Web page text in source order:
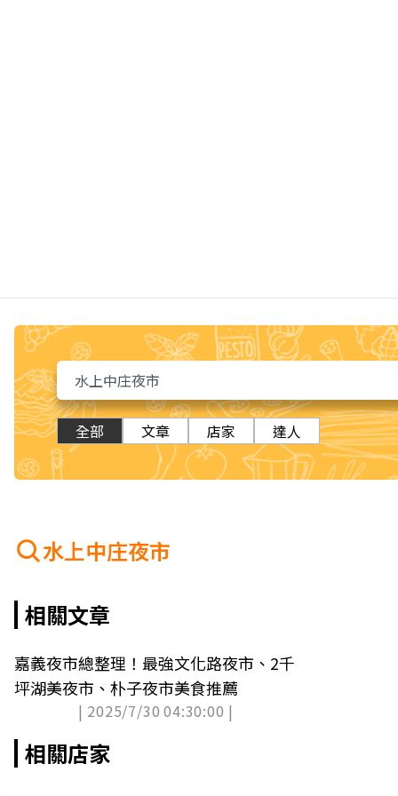
全部 文章 店家 達人
水上中庄夜市
相關文章
嘉義夜市總整理！最強文化路夜市、2千
坪湖美夜市、朴子夜市美食推薦
| 2025/7/30 04:30:00 |
相關店家